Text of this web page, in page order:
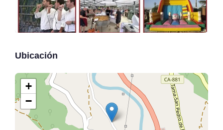
Ubicación
+
−